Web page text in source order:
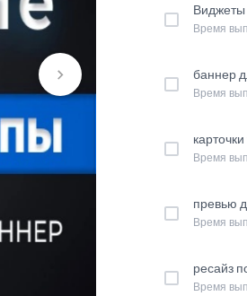
Виджеты
Время
баннер
Время
Время
превью
Время
ресайз
Время